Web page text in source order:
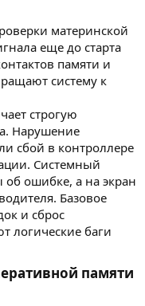
материнской
еще до старта
памяти и
систему к
строгую
Нарушение
сбой в контроллере
Системный
об ошибке, а на экран
Базовое
и сброс
логические баги
памяти